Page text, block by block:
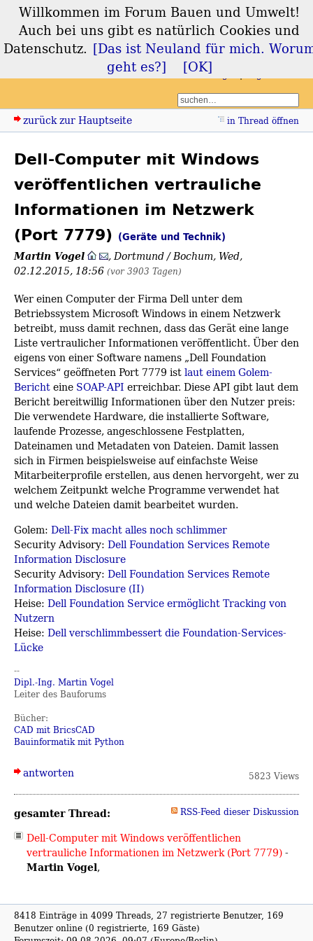
Forum Bauen und
Umwelt
zurück zur Hauptseite in Thread öffnen
Dell-Computer mit Windows
veröffentlichen vertrauliche
Informationen im Netzwerk
(Port 7779) (Geräte und Technik)
Martin Vogel ,Dortmund / Bochum, Wed,
02.12.2015, 18:56 (vor 3903 Tagen)
Wer einen Computer der Firma Dell unter dem
Betriebssystem Microsoft Windows in einem Netzwerk
betreibt, muss damit rechnen, dass das Gerät eine lange
Liste vertraulicher Informationen veröffentlicht. Über den
eigens von einer Software namens „Dell Foundation
Services“ geöffneten Port 7779 istlaut einem Golem-
Berichteine SOAP-API erreichbar. Diese API gibt laut dem
Bericht bereitwillig Informationen über den Nutzer preis:
Die verwendete Hardware, die installierte Software,
laufende Prozesse, angeschlossene Festplatten,
Dateinamen und Metadaten von Dateien. Damit lassen
sich in Firmen beispielsweise auf einfachste Weise
Mitarbeiterprofile erstellen, aus denen hervorgeht, wer zu
welchem Zeitpunkt welche Programme verwendet hat
und welche Dateien damit bearbeitet wurden.
Golem: Dell-Fix macht alles noch schlimmer
Security Advisory: Dell Foundation Services Remote
Information Disclosure
Security Advisory: Dell Foundation Services Remote
Information Disclosure (II)
Heise: Dell Foundation Service ermöglicht Tracking von
Nutzern
Heise: Dell verschlimmbessert die Foundation-Services-
Lücke
--
Dipl.-Ing. Martin Vogel
Leiter des Bauforums
Bücher:
CAD mit BricsCAD
Bauinformatik mit Python
antworten 5823 Views
gesamter Thread: RSS-Feed dieser Diskussion
Dell-Computer mit Windows veröffentlichen
vertrauliche Informationen im Netzwerk (Port 7779)-
Martin Vogel,
8418 Einträge in 4099 Threads, 27 registrierte Benutzer, 169
Benutzer online (0 registrierte, 169 Gäste)
Willkommen im Forum Bauen und Umwelt!
Auch bei uns gibt es natürlich Cookies und
Datenschutz. [Das ist Neuland für mich.
geht es?]
[OK]